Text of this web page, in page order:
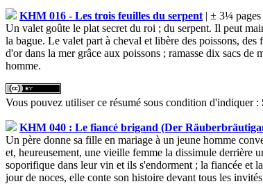
KHM 016 - Les trois feuilles du serpent | ± 3¼ pages
Un valet goûte le plat secret du roi ; du serpent. Il peut
la bague. Le valet part à cheval et libère des poissons,
d'or dans la mer grâce aux poissons ; ramasse dix sacs
homme.
Vous pouvez utiliser ce résumé sous condition d'indiquer :
KHM 040 : Le fiancé brigand (Der
Un père donne sa fille en mariage à un jeune homme
et, heureusement, une vieille femme la dissimule derrière
soporifique dans leur vin et ils s'endorment ; la fiancée et
jour de noces, elle conte son histoire devant tous les